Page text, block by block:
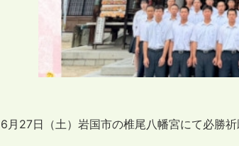
6月27日（土）岩国市の椎尾八幡宮にて必勝祈